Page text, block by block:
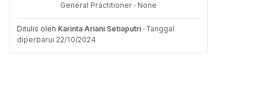
General Practitioner · None
Ditulis oleh Karinta Ariani Setiaputri · Tanggal
diperbarui 22/10/2024